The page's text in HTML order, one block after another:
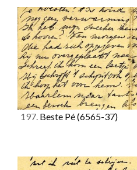
197. Beste Pé(6565-37)